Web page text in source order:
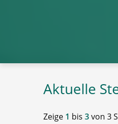
Aktuelle
Zeige 1 bis 3von 3